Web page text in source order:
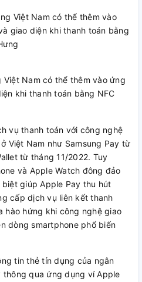
Nam có thể thêm vào ứng
khi thanh toán bằng NFC
vụ thanh toán với công nghệ
Việt Nam như Samsung Pay từ
từ tháng 11/2022. Tuy
và Apple Watch đông đảo
giúp Apple Pay thu hút
cấp dịch vụ liên kết thanh
hào hứng khi công nghệ giao
dòng smartphone phổ biến
tin thẻ tín dụng của ngân
thông qua ứng dụng ví Apple